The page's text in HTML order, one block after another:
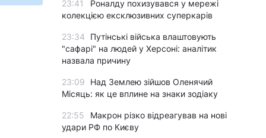
23:41
Роналду похизувався у мережі
колекцією ексклюзивних суперкарів
23:34
Путінські війська влаштовують
"сафарі" на людей у Херсоні: аналітик
назвала причину
23:09
Над Землею зійшов Оленячий
Місяць: як це вплине на знаки зодіаку
22:55
Макрон різко відреагував на нові
удари РФ по Києву